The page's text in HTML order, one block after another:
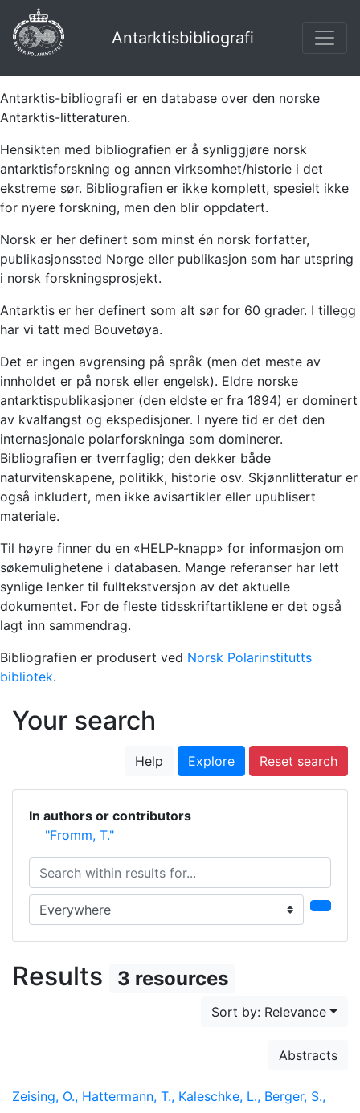
Antarktisbibliografi
Antarktis-bibliografi er en database over den norske
Antarktis-litteraturen.
Hensikten med bibliografien er å synliggjøre norsk
antarktisforskning og annen virksomhet/historie i det
ekstreme sør. Bibliografien er ikke komplett, spesielt ikke
for nyere forskning, men den blir oppdatert.
Norsk er her definert som minst én norsk forfatter,
publikasjonssted Norge eller publikasjon som har utspring
i norsk forskningsprosjekt.
Antarktis er her definert som alt sør for 60 grader. I tillegg
har vi tatt med Bouvetøya.
Det er ingen avgrensing på språk (men det meste av
innholdet er på norsk eller engelsk). Eldre norske
antarktispublikasjoner (den eldste er fra 1894) er dominert
av kvalfangst og ekspedisjoner. I nyere tid er det den
internasjonale polarforskninga som dominerer.
Bibliografien er tverrfaglig; den dekker både
naturvitenskapene, politikk, historie osv. Skjønnlitteratur er
også inkludert, men ikke avisartikler eller upublisert
materiale.
Til høyre finner du en «HELP-knapp» for informasjon om
søkemulighetene i databasen. Mange referanser har lett
synlige lenker til fulltekstversjon av det aktuelle
dokumentet. For de fleste tidsskriftartiklene er det også
lagt inn sammendrag.
Bibliografien er produsert ved Norsk Polarinstitutts
bibliotek.
Your search
Help Explore Reset search
In authors or contributors
"Fromm, T."
Search within results for...
Search in...
Results 3 resources
Sort by: Relevance
Abstracts
Zeising, O., Hattermann, T., Kaleschke, L., Berger, S.,